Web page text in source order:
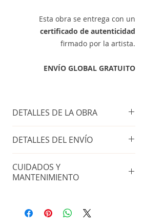
Esta obra se entrega con un
certificado de autenticidad
firmado por la artista.
ENVÍO GLOBAL GRATUITO
DETALLES DE LA OBRA
sobre papel
Tamaño de la obra: 65x50 cm
Año de producción
DETALLES DEL ENVÍO
Impuestos incluídos
firmado por la artista.
CUIDADOS Y
MANTENIMIENTO
seco, alejado de fuentes de calor.
Evita siempre la luz del sol directa.